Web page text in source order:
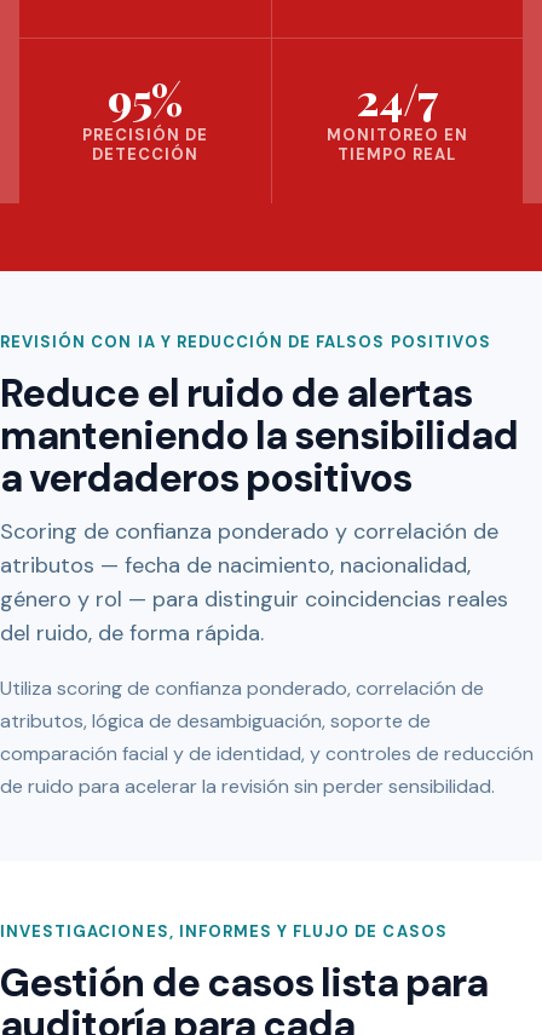
95%
PRECISIÓN DE
DETECCIÓN
24/7
MONITOREO EN
TIEMPO REAL
REVISIÓN CON IA Y REDUCCIÓN DE FALSOS POSITIVOS
Reduce el ruido de alertas
manteniendo la sensibilidad
a verdaderos positivos
Scoring de confianza ponderado y correlación de
atributos — fecha de nacimiento, nacionalidad,
género y rol — para distinguir coincidencias reales
del ruido, de forma rápida.
Utiliza scoring de confianza ponderado, correlación de
atributos, lógica de desambiguación, soporte de
comparación facial y de identidad, y controles de reducción
de ruido para acelerar la revisión sin perder sensibilidad.
INVESTIGACIONES, INFORMES Y FLUJO DE CASOS
Gestión de casos lista para